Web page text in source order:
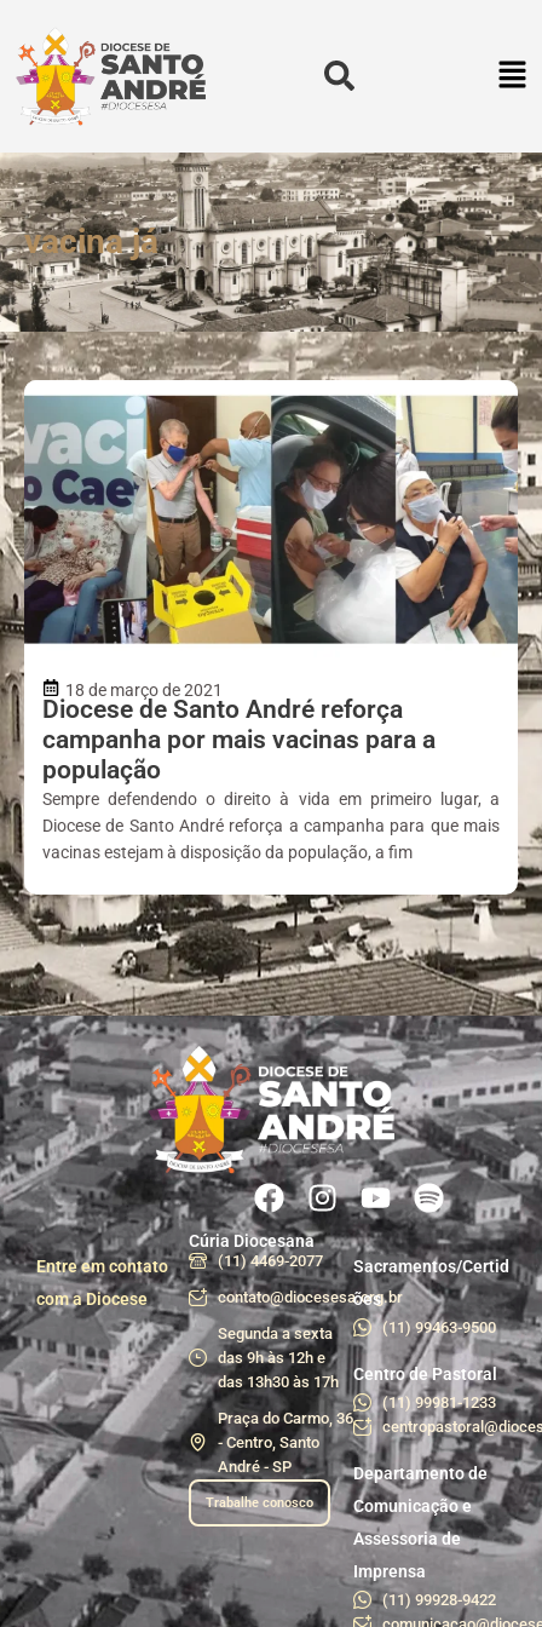
vacina já
18 de março de 2021
Diocese de Santo André reforça
campanha por mais vacinas para a
população
Sempre defendendo o direito à vida em primeiro lugar, a
Diocese de Santo André reforça a campanha para que mais
vacinas estejam à disposição da população, a fim
Entre em contato
com a Diocese
Cúria Diocesana
(11) 4469-2077
contato@diocesesa.org.br
Segunda a sexta
das 9h às 12h e
das 13h30 às 17h
Praça do Carmo, 36
- Centro, Santo
André - SP
Trabalhe conosco
Sacramentos/Certid
ões
(11) 99463-9500
Centro de Pastoral
(11) 99981-1233
Departamento de
Comunicação e
Assessoria de
Imprensa
(11) 99928-9422